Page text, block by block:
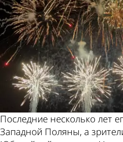
Последние несколько лет
Западной Поляны, а